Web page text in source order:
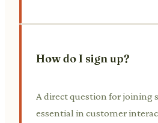
How do I sign up?
A direct question for joining
essential in customer